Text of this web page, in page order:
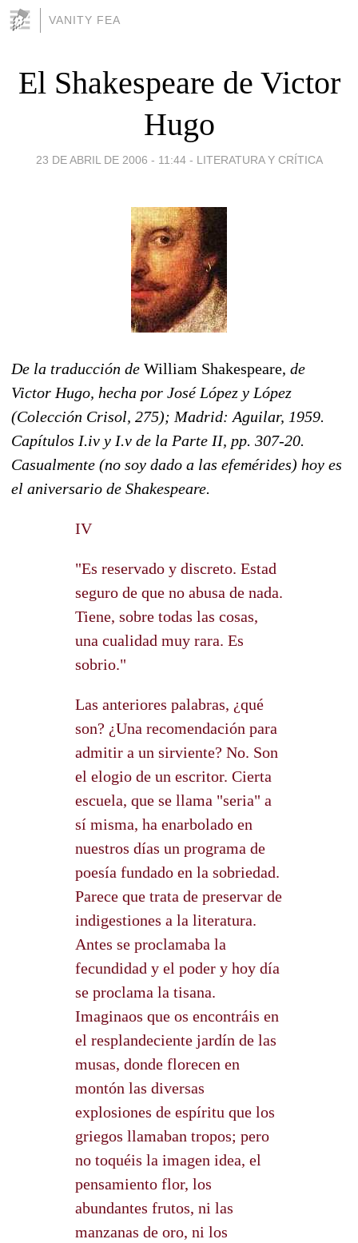
VANITY FEA
El Shakespeare de Victor
Hugo
23 DE ABRIL DE 2006 - 11:44 - LITERATURA Y CRÍTICA
De la traducción de William Shakespeare, de
Victor Hugo, hecha por José López y López
(Colección Crisol, 275); Madrid: Aguilar, 1959.
Capítulos I.iv y I.v de la Parte II, pp. 307-20.
Casualmente (no soy dado a las efemérides) hoy es
el aniversario de Shakespeare.
IV
"Es reservado y discreto. Estad
seguro de que no abusa de nada.
Tiene, sobre todas las cosas,
una cualidad muy rara. Es
sobrio."
Las anteriores palabras, ¿qué
son? ¿Una recomendación para
admitir a un sirviente? No. Son
el elogio de un escritor. Cierta
escuela, que se llama "seria" a
sí misma, ha enarbolado en
nuestros días un programa de
poesía fundado en la sobriedad.
Parece que trata de preservar de
indigestiones a la literatura.
Antes se proclamaba la
fecundidad y el poder y hoy día
se proclama la tisana.
Imaginaos que os encontráis en
el resplandeciente jardín de las
musas, donde florecen en
montón las diversas
explosiones de espíritu que los
griegos llamaban tropos; pero
no toquéis la imagen idea, el
pensamiento flor, los
abundantes frutos, ni las
manzanas de oro, ni los